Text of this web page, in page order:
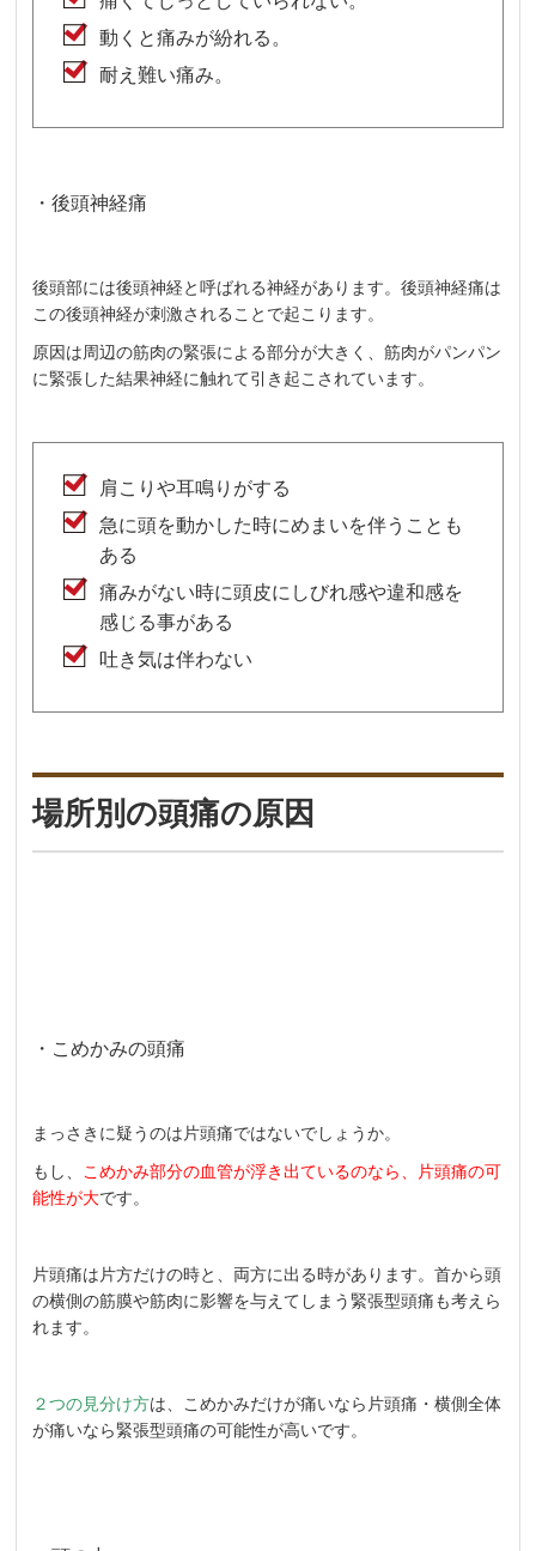
動くと痛みが紛れる。
耐え難い痛み。
・後頭神経痛
後頭部には後頭神経と呼ばれる神経があります。後頭神経痛は
この後頭神経が刺激されることで起こります。
原因は周辺の筋肉の緊張による部分が大きく、筋肉がパンパン
に緊張した結果神経に触れて引き起こされています。
肩こりや耳鳴りがする
急に頭を動かした時にめまいを伴うことも
ある
痛みがない時に頭皮にしびれ感や違和感を
感じる事がある
吐き気は伴わない
場所別の頭痛の原因
・こめかみの頭痛
まっさきに疑うのは片頭痛ではないでしょうか。
もし、 こめかみ部分の血管が浮き出ているのなら、片頭痛の可
能性が大です。
片頭痛は片方だけの時と、両方に出る時があります。首から頭
の横側の筋膜や筋肉に影響を与えてしまう緊張型頭痛も考えら
れます。
２つの見分け方は、こめかみだけが痛いなら片頭痛・横側全体
が痛いなら緊張型頭痛の可能性が高いです。